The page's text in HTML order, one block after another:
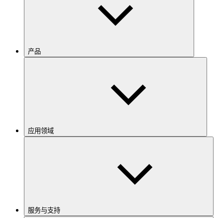
产品
应用领域
服务与支持